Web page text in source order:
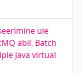
üle
abil. Batch
Java virtual